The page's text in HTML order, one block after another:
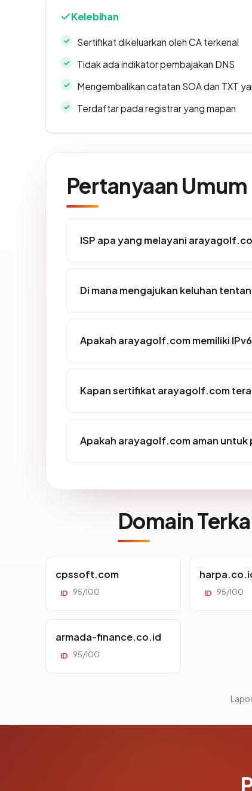
Kelebihan
Sertifikat dikeluarkan oleh CA terkenal
Tidak ada indikator pembajakan DNS
Mengembalikan catatan SOA dan TXT
Terdaftar pada registrar yang mapan
Pertanyaan Umum
ISP apa yang melayani
Di mana mengajukan keluhan
Apakah arayagolf.com memiliki
Kapan sertifikat arayagolf.com
Apakah arayagolf.com aman untuk
Domain
cpssoft.com
ID 95/100 ID 95/100
armada-finance.co.id
ID 95/100